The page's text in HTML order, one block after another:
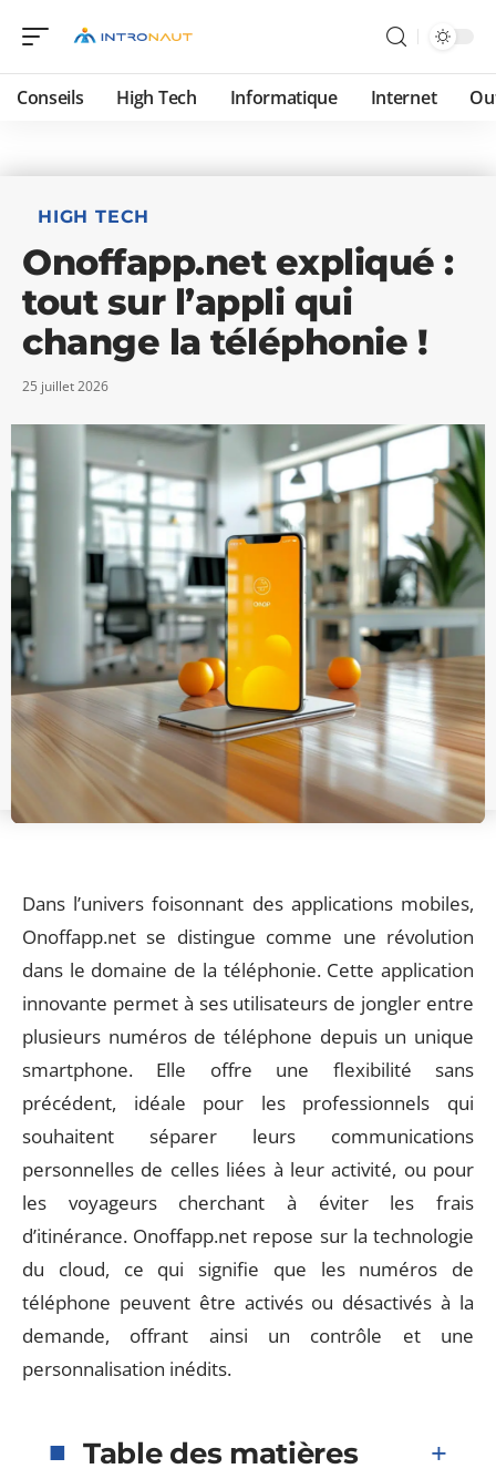
Conseils High Tech Informatique Internet
HIGH TECH
Onoffapp.net expliqué :
tout sur l’appli qui
change la téléphonie !
25 juillet 2026
Dans l’univers foisonnant des applications mobiles,
Onoffapp.net se distingue comme une révolution
dans le domaine de la téléphonie. Cette application
innovante permet à ses utilisateurs de jongler entre
plusieurs numéros de téléphone depuis un unique
smartphone. Elle offre une flexibilité sans
précédent, idéale pour les professionnels qui
souhaitent séparer leurs communications
personnelles de celles liées à leur activité, ou pour
les voyageurs cherchant à éviter les frais
d’itinérance. Onoffapp.net repose sur la technologie
du cloud, ce qui signifie que les numéros de
téléphone peuvent être activés ou désactivés à la
demande, offrant ainsi un contrôle et une
personnalisation inédits.
Table des matières